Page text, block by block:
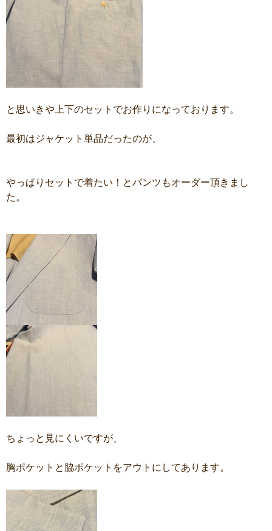
と思いきや上下のセットでお作りになっております。
最初はジャケット単品だったのが、
やっぱりセットで着たい！とパンツもオーダー頂きまし
た。
ちょっと見にくいですが、
胸ポケットと脇ポケットをアウトにしてあります。